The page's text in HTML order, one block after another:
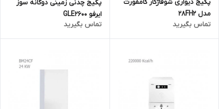
پکیج دیواری شوفاژکار کامفورت
مدل 28FH2
تماس بگیرید
پکیج چدنی زمینی دوگانه سوز
ایرفو GLE2600
تماس بگیرید